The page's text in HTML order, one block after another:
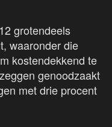
grotendeels
waaronder die
kostendekkend te
genoodzaakt
met drie procent